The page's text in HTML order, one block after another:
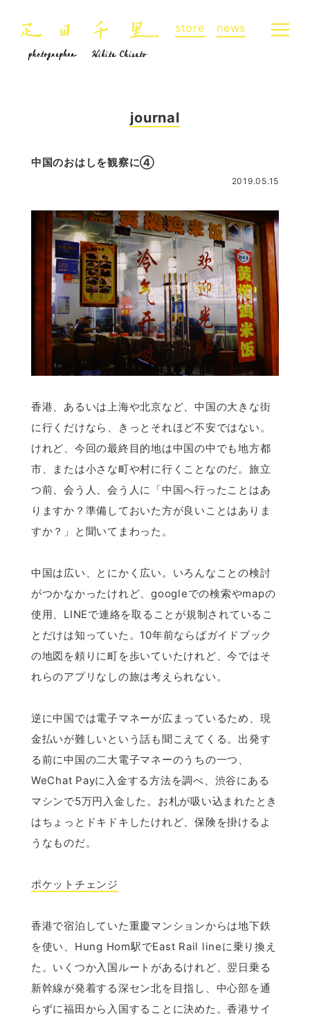
store news
journal
中国のおはしを観察に④
2019.05.15
香港、あるいは上海や北京など、中国の大きな街
に行くだけなら、きっとそれほど不安ではない。
けれど、今回の最終目的地は中国の中でも地方都
市、または小さな町や村に行くことなのだ。旅立
つ前、会う人、会う人に「中国へ行ったことはあ
りますか？準備しておいた方が良いことはありま
すか？」と聞いてまわった。
中国は広い、とにかく広い。いろんなことの検討
がつかなかったけれど、googleでの検索やmapの
使用、LINEで連絡を取ることが規制されているこ
とだけは知っていた。10年前ならばガイドブック
の地図を頼りに町を歩いていたけれど、今ではそ
れらのアプリなしの旅は考えられない。
逆に中国では電子マネーが広まっているため、現
金払いが難しいという話も聞こえてくる。出発す
る前に中国の二大電子マネーのうちの一つ、
WeChat Payに入金する方法を調べ、渋谷にある
マシンで5万円入金した。お札が吸い込まれたとき
はちょっとドキドキしたけれど、保険を掛けるよ
うなものだ。
ポケットチェンジ
香港で宿泊していた重慶マンションからは地下鉄
を使い、Hung Hom駅でEast Rail lineに乗り換え
た。いくつか入国ルートがあるけれど、翌日乗る
新幹線が発着する深セン北を目指し、中心部を通
らずに福田から入国することに決めた。香港サイ